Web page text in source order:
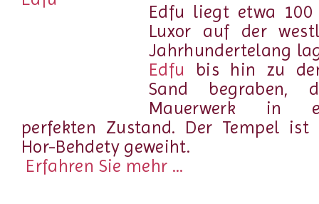
Edfu liegt etwa
Luxor auf der
Jahrhundertelang
Edfu bis hin zu
Sand begraben,
Mauerwerk in
perfekten Zustand. Der Tempel ist
Hor-Behdety geweiht.
Erfahren Sie mehr ...